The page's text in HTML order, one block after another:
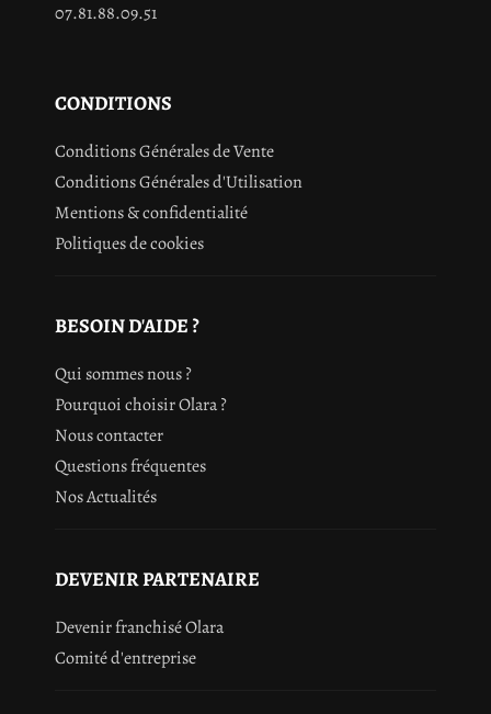
07.81.88.09.51
CONDITIONS
Conditions Générales de Vente
Conditions Générales d'Utilisation
Mentions & confidentialité
Politiques de cookies
BESOIN D'AIDE ?
Qui sommes nous ?
Pourquoi choisir Olara ?
Nous contacter
Questions fréquentes
Nos Actualités
DEVENIR PARTENAIRE
Devenir franchisé Olara
Comité d'entreprise